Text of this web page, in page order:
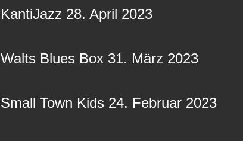
KantiJazz 28. April 2023
Walts Blues Box 31. März 2023
Small Town Kids 24. Februar 2023